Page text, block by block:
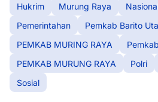
Hukrim
Murung Raya
Pemerintahan
Pemkab Barito
PEMKAB MURING RAYA
PEMKAB MURUNG RAYA
Polri
Sosial